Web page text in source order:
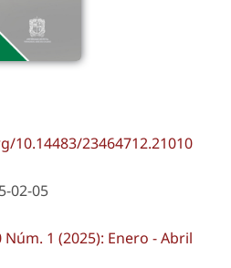
10.14483/23464712.21010
02-05
Núm. 1 (2025): Enero - Abril